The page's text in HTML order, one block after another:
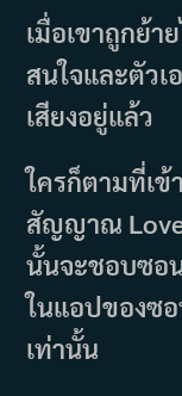
เมื่อเขาถูกย้า
สนใจและตัว
เสียงอยู่แล้ว
ใครก็ตามที่เข้
สัญญาณ Love
นั้นจะชอบซอ
ในแอปของซอ
เท่านั้น